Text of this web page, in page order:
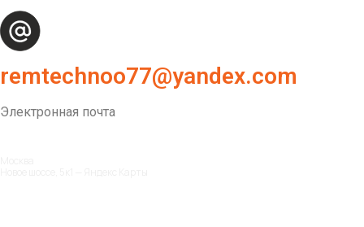
remtechnoo77@yandex.com
Электронная почта